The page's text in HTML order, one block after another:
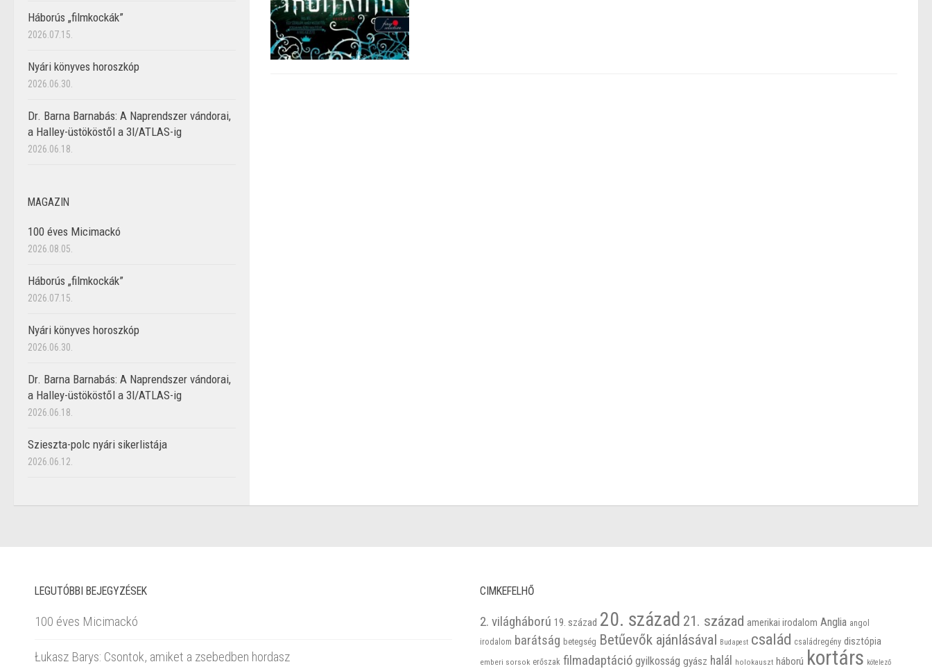
Háborús „filmkockák”
2026.07.15.
Nyári könyves horoszkóp
2026.06.30.
Dr. Barna Barnabás: A Naprendszer vándorai,
a Halley-üstököstől a 3I/ATLAS-ig
2026.06.18.
MAGAZIN
100 éves Micimackó
2026.08.05.
Háborús „filmkockák”
2026.07.15.
Nyári könyves horoszkóp
2026.06.30.
Dr. Barna Barnabás: A Naprendszer vándorai,
a Halley-üstököstől a 3I/ATLAS-ig
2026.06.18.
Szieszta-polc nyári sikerlistája
2026.06.12.
LEGUTÓBBI BEJEGYZÉSEK
100 éves Micimackó
Łukasz Barys: Csontok, amiket a zsebedben hordasz
CIMKEFELHŐ
2. világháború 19. század 20. század 21. század amerikai irodalom Anglia angol
irodalom barátság betegség Betűevők ajánlásával Budapest család családregény disztópia
emberi sorsok erőszak filmadaptáció gyilkosság gyász halál holokauszt háború kortárs kötelező